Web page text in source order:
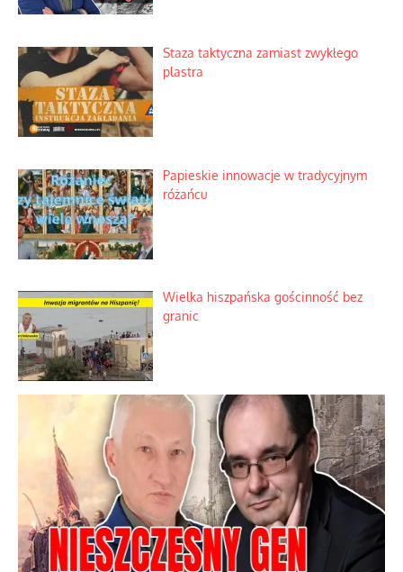
Staza taktyczna zamiast zwykłego
plastra
Papieskie innowacje w tradycyjnym
różańcu
Wielka hiszpańska gościnność bez
granic